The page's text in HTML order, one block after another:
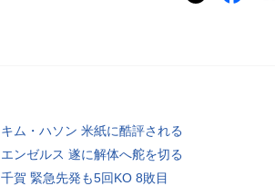
キム・ハソン 米紙に酷評される
エンゼルス 遂に解体へ舵を切る
千賀 緊急先発も5回KO 8敗目